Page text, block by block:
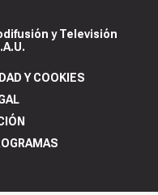
y Televisión
Y COOKIES